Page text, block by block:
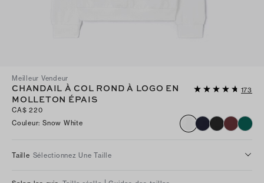
Meilleur Vendeur
CHANDAIL À COL ROND À LOGO EN
MOLLETON ÉPAIS
173
CA$ 220
Couleur: Snow White
Taille Sélectionnez Une Taille